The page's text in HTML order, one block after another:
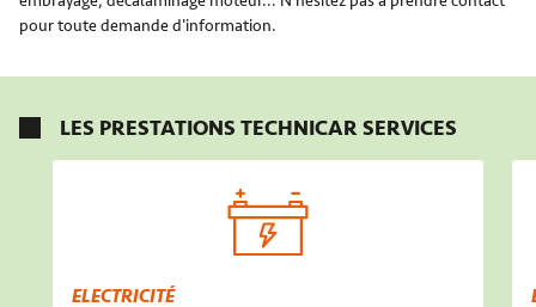
pour toute demande d'information.
LES PRESTATIONS TECHNICAR SERVICES
ELECTRICITÉ